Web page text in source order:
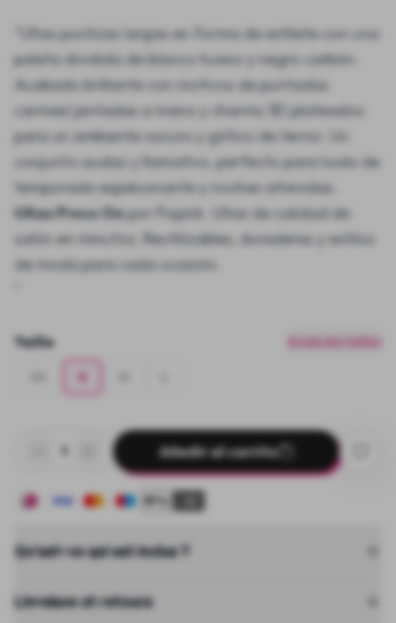
"Uñas postizas largas en forma de estilete con una
paleta dividida de blanco hueso y negro carbón.
Acabado brillante con motivos de puntadas
carmesí pintadas a mano y charms 3D plateados
para un ambiente oscuro y gótico de terror. Un
conjunto audaz y llamativo, perfecto para looks de
temporada espeluznante y noches atrevidas.
Uñas Press Onpor Popink. Uñas de calidad de
salón en minutos. Reutilizables, duraderas y estilos
de moda para cada ocasión.
Taille Guide des tailles
Añadir al carrito
Qu'est-ce qui est inclus ?
Livraison et retours